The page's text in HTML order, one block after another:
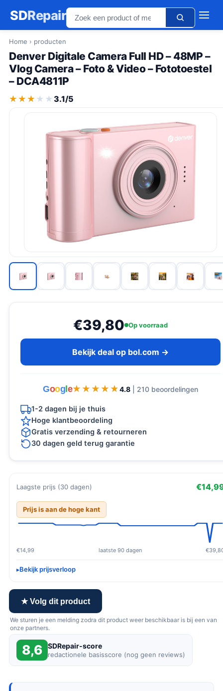
SDRepair
Home › producten
Denver Digitale Camera Full HD – 48MP –
Vlog Camera – Foto & Video – Fototoestel
– DCA4811P
★★★★★
★★★★★ 3.1/5
€39,80 Op voorraad
Bekijk deal op bol.com →
Goog e★★★★★
★★★★★ 4.8 | 210 beoordelingen
1-2 dagen bij je thuis
Hoge klantbeoordeling
Gratis verzending & retourneren
30 dagen geld terug garantie
Laagste prijs (30 dagen)
Prijs is aan de hoge kant
€14,99 laatste 90 dagen
Bekijk prijsverloop
★ Volg dit product
We sturen je een melding zodra dit product weer beschikbaar is bij een van
onze partners.
8,6 SDRepair-score
redactionele basisscore (nog geen reviews)